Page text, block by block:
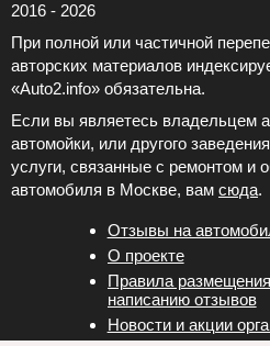
2016 - 2026
При полной или частичной
авторских материалов
«Auto2.info» обязательна.
Если вы являетесь владельцем
автомойки, или другого
услуги, связанные с ремонтом и
автомобиля в Москве, вам сюда.
Отзывы на
Новости и акции